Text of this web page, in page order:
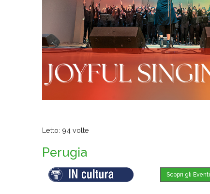
Letto: 94 volte
Perugia
Scopri gli Eventi